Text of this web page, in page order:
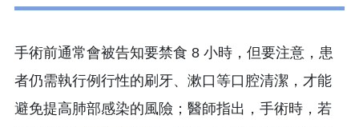
手術前通常會被告知要禁食 8 小時，但要注意，患
者仍需執行例行性的刷牙、漱口等口腔清潔，才能
避免提高肺部感染的風險；醫師指出，手術時，若